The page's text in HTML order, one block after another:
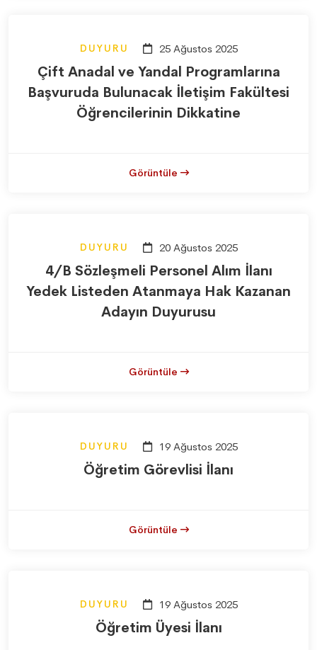
DUYURU 25 Ağustos 2025
Çift Anadal ve Yandal Programlarına
Başvuruda Bulunacak İletişim Fakültesi
Öğrencilerinin Dikkatine
Görüntüle
DUYURU 20 Ağustos 2025
4/B Sözleşmeli Personel Alım İlanı
Yedek Listeden Atanmaya Hak Kazanan
Adayın Duyurusu
Görüntüle
DUYURU 19 Ağustos 2025
Öğretim Görevlisi İlanı
Görüntüle
DUYURU 19 Ağustos 2025
Öğretim Üyesi İlanı